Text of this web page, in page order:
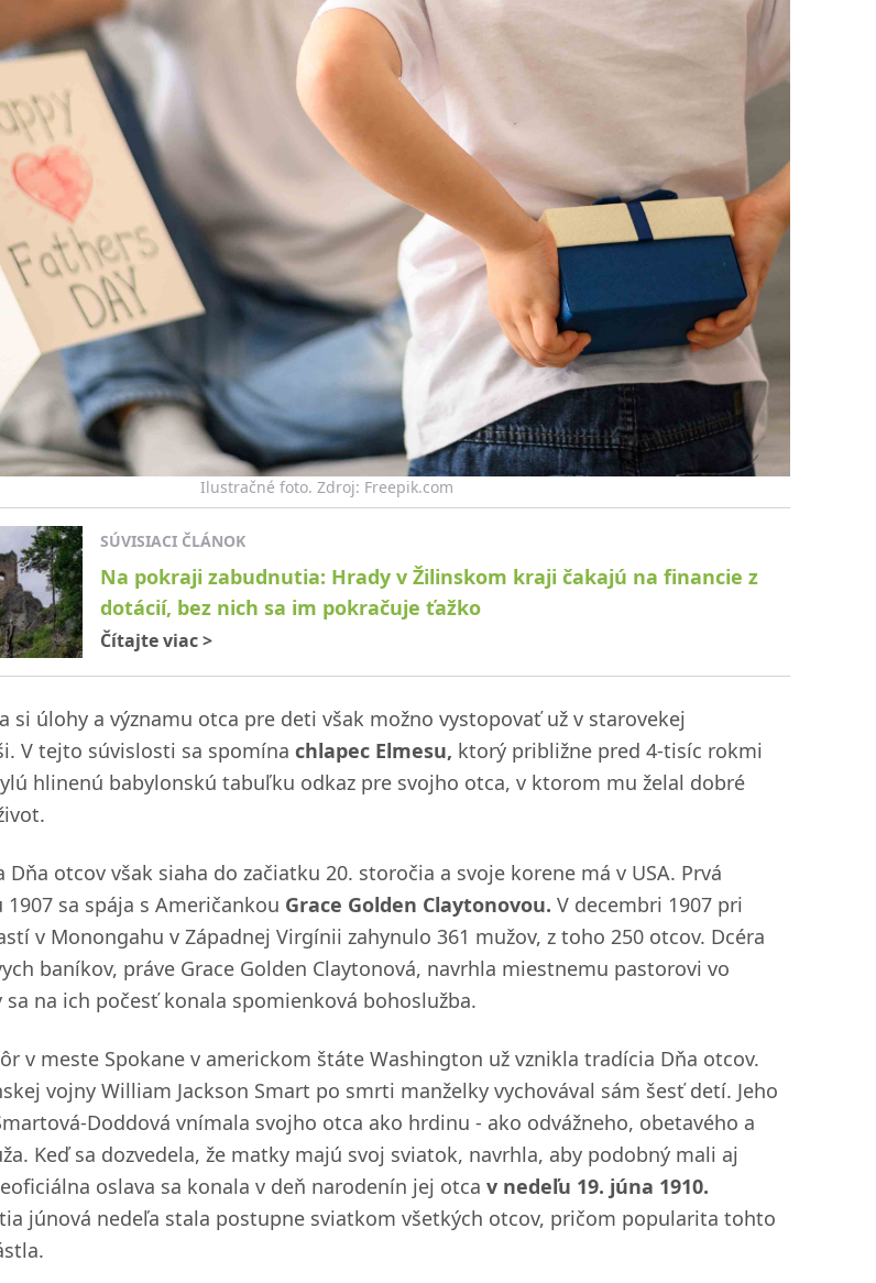
Ilustračné foto. Zdroj: Freepik.com
SÚVISIACI ČLÁNOK
Na pokraji zabudnutia: Hrady v Žilinskom kraji čakajú na financie z
dotácií, bez nich sa im pokračuje ťažko
Čítajte viac>
si úlohy a významu otca pre deti však možno vystopovať už v starovekej
V tejto súvislosti sa spomína chlapec Elmesu, ktorý približne pred 4-tisíc rokmi
hlinenú babylonskú tabuľku odkaz pre svojho otca, v ktorom mu želal dobré
Dňa otcov však siaha do začiatku 20. storočia a svoje korene má v USA. Prvá
sa spája s Američankou Grace Golden Claytonovou. V decembri 1907 pri
v Monongahu v Západnej Virgínii zahynulo 361 mužov, z toho 250 otcov. Dcéra
baníkov, práve Grace Golden Claytonová, navrhla miestnemu pastorovi vo
sa na ich počesť konala spomienková bohoslužba.
v meste Spokane v americkom štáte Washington už vznikla tradícia Dňa otcov.
vojny William Jackson Smart po smrti manželky vychovával sám šesť detí. Jeho
Doddová vnímala svojho otca ako hrdinu - ako odvážneho, obetavého a
Keď sa dozvedela, že matky majú svoj sviatok, navrhla, aby podobný mali aj
oslava sa konala v deň narodenín jej otca v nedeľu 19. júna 1910.
júnová nedeľa stala postupne sviatkom všetkých otcov, pričom popularita tohto